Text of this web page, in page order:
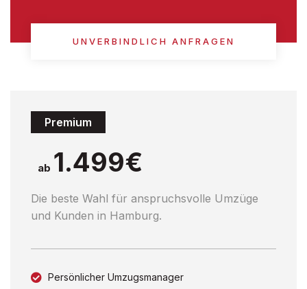
UNVERBINDLICH ANFRAGEN
Premium
ab 1.499€
Die beste Wahl für anspruchsvolle Umzüge
und Kunden in Hamburg.
Persönlicher Umzugsmanager